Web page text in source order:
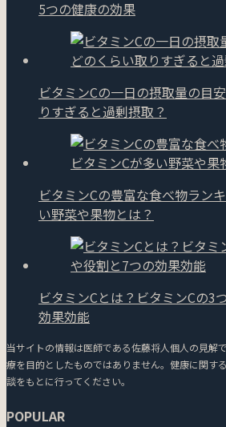
5つの健康の効果
ビタミンCの一日の摂取量の目
りすぎると過剰摂取？
ビタミンCの豊富な食べ物ラン
い野菜や果物とは？
ビタミンCとは？ビタミンCの3
効果効能
当サイトの情報は医師である佐藤将人個人の見解
療を目的としたものではありません。健康に関す
談をもとに行ってください。
POPULAR